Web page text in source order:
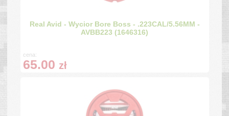
Real Avid - Wycior Bore Boss - .223CAL/5.56MM -
AVBB223 (1646316)
cena:
65.00 zł